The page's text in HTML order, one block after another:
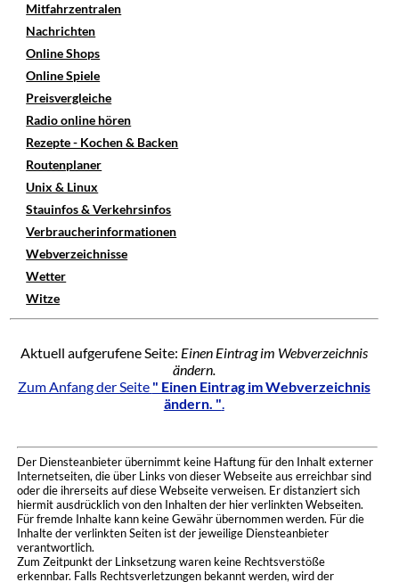
Mitfahrzentralen
Nachrichten
Online Shops
Online Spiele
Preisvergleiche
Radio online hören
Rezepte - Kochen & Backen
Routenplaner
Unix & Linux
Stauinfos & Verkehrsinfos
Verbraucherinformationen
Webverzeichnisse
Wetter
Witze
Aktuell aufgerufene Seite: Einen Eintrag im Webverzeichnis
ändern.
Zum Anfang der Seite " Einen Eintrag im Webverzeichnis
ändern. ".
Der Diensteanbieter übernimmt keine Haftung für den Inhalt externer
Internetseiten, die über Links von dieser Webseite aus erreichbar sind
oder die ihrerseits auf diese Webseite verweisen. Er distanziert sich
hiermit ausdrücklich von den Inhalten der hier verlinkten Webseiten.
Für fremde Inhalte kann keine Gewähr übernommen werden. Für die
Inhalte der verlinkten Seiten ist der jeweilige Diensteanbieter
verantwortlich.
Zum Zeitpunkt der Linksetzung waren keine Rechtsverstöße
erkennbar. Falls Rechtsverletzungen bekannt werden, wird der